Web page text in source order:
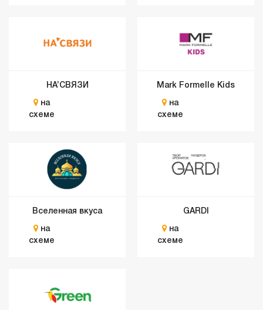
НА’СВЯЗИ
на
схеме
Mark Formelle Kids
на
схеме
Вселенная вкуса
на
схеме
GARDI
на
схеме